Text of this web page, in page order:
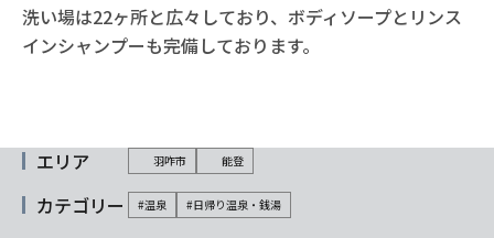
洗い場は22ヶ所と広々しており、ボディソープとリンス
インシャンプーも完備しております。
エリア 羽咋市 能登
カテゴリー #温泉 #日帰り温泉・銭湯